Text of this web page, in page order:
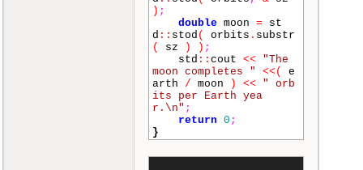
) ;
double moon = st
d :: stod ( orbits . substr
(
sz ) ) ;
std :: cout <<
"The
moon completes "
<< (
e
arth / moon ) <<
" orb
its per Earth yea
r.\n" ;
return 0 ;
}